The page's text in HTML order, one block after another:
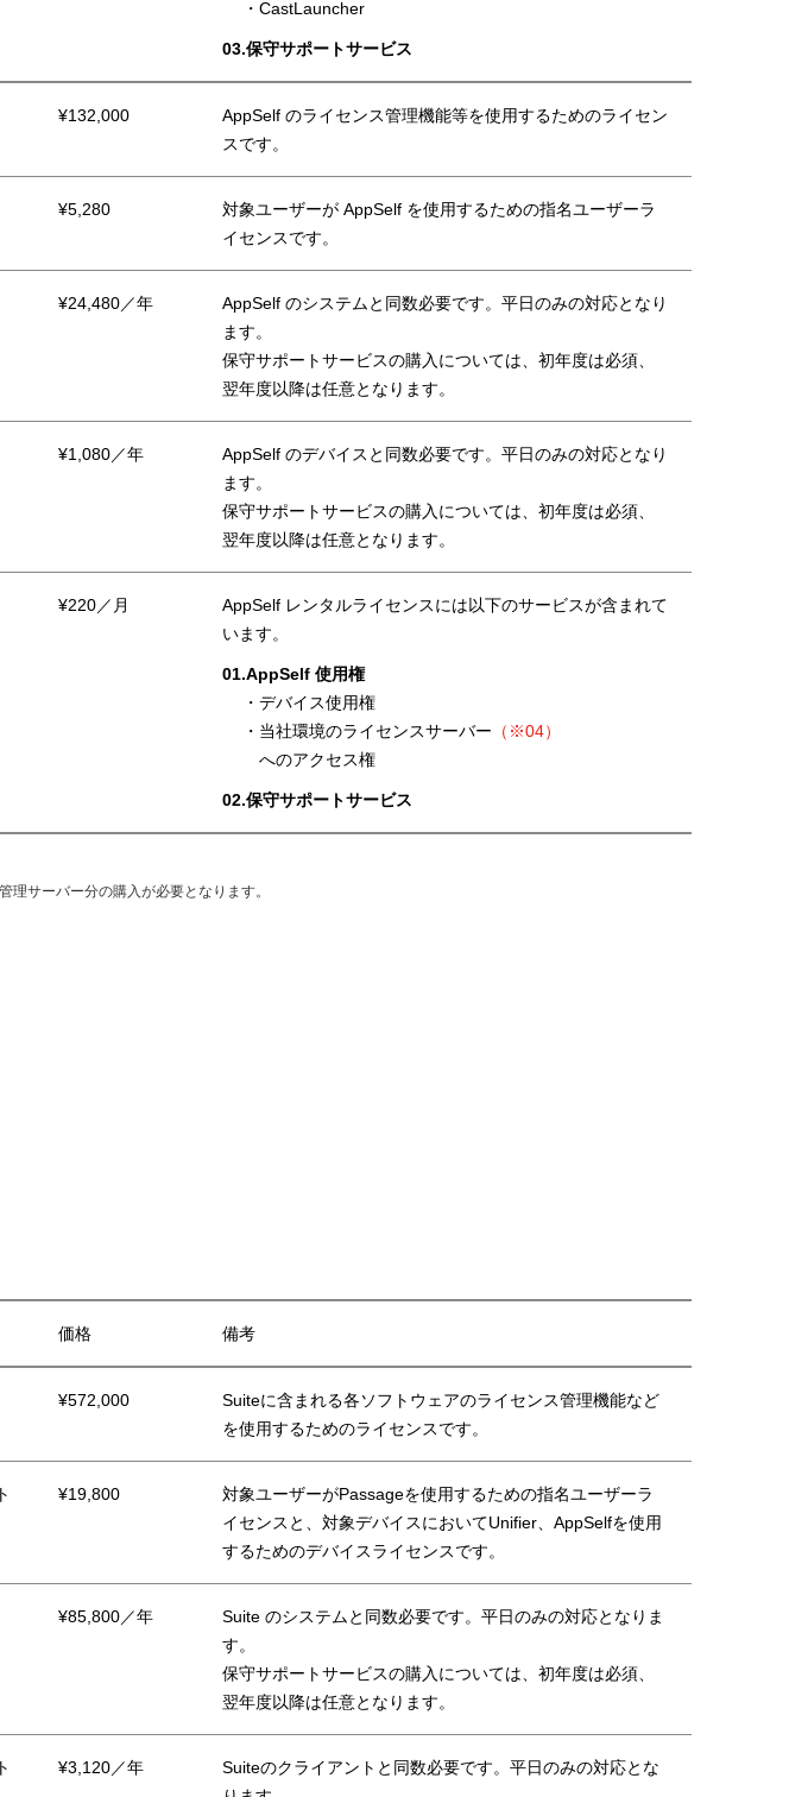
・CastLauncher
03.保守サポートサービス
¥132,000
AppSelf のライセンス管理機能等を使用するためのライセン
スです。
¥5,280
対象ユーザーが AppSelf を使用するための指名ユーザーラ
イセンスです。
¥24,480／年
AppSelf のシステムと同数必要です。平日のみの対応となり
ます。
保守サポートサービスの購入については、初年度は必須、
翌年度以降は任意となります。
¥1,080／年
AppSelf のデバイスと同数必要です。平日のみの対応となり
ます。
保守サポートサービスの購入については、初年度は必須、
翌年度以降は任意となります。
¥220／月
AppSelf レンタルライセンスには以下のサービスが含まれて
います。
01.AppSelf 使用権
・デバイス使用権
・当社環境のライセンスサーバー （※04）
へのアクセス権
02.保守サポートサービス
サーバー分の購入が必要となります。
価格 備考
¥572,000
Suiteに含まれる各ソフトウェアのライセンス管理機能など
を使用するためのライセンスです。
¥19,800
対象ユーザーがPassageを使用するための指名ユーザーラ
イセンスと、対象デバイスにおいてUnifier、AppSelfを使用
するためのデバイスライセンスです。
¥85,800／年
Suite のシステムと同数必要です。平日のみの対応となりま
す。
保守サポートサービスの購入については、初年度は必須、
翌年度以降は任意となります。
¥3,120／年
Suiteのクライアントと同数必要です。平日のみの対応とな